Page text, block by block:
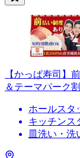
【かっぱ寿司】
＆テーマパーク
ホールスタ
キッチンス
皿洗い・洗